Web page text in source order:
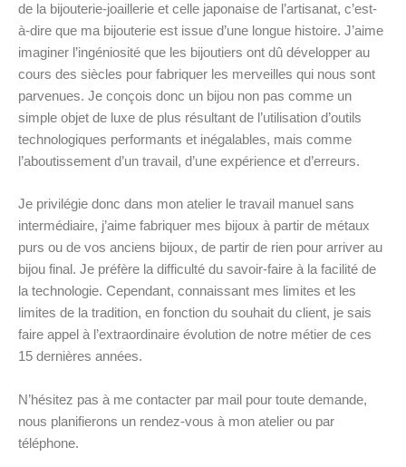
de la bijouterie-joaillerie et celle japonaise de l’artisanat, c’est-
à-dire que ma bijouterie est issue d’une longue histoire. J’aime
imaginer l’ingéniosité que les bijoutiers ont dû développer au
cours des siècles pour fabriquer les merveilles qui nous sont
parvenues. Je conçois donc un bijou non pas comme un
simple objet de luxe de plus résultant de l’utilisation d’outils
technologiques performants et inégalables, mais comme
l’aboutissement d’un travail, d’une expérience et d’erreurs.
Je privilégie donc dans mon atelier le travail manuel sans
intermédiaire, j’aime fabriquer mes bijoux à partir de métaux
purs ou de vos anciens bijoux, de partir de rien pour arriver au
bijou final. Je préfère la difficulté du savoir-faire à la facilité de
la technologie. Cependant, connaissant mes limites et les
limites de la tradition, en fonction du souhait du client, je sais
faire appel à l’extraordinaire évolution de notre métier de ces
15 dernières années.
N’hésitez pas à me contacter par mail pour toute demande,
nous planifierons un rendez-vous à mon atelier ou par
téléphone.